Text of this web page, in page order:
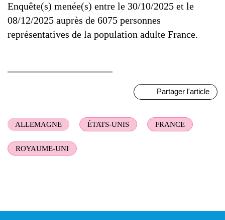
Enquête(s) menée(s) entre le 30/10/2025 et le
08/12/2025 auprès de 6075 personnes
représentatives de la population adulte France.
Partager l'article
ALLEMAGNE ÉTATS-UNIS FRANCE
ROYAUME-UNI